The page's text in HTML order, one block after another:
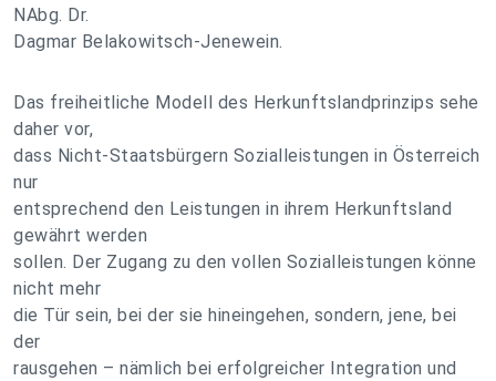
NAbg. Dr.
Dagmar Belakowitsch-Jenewein.
Das freiheitliche Modell des Herkunftslandprinzips sehe
daher vor,
dass Nicht-Staatsbürgern Sozialleistungen in Österreich
nur
entsprechend den Leistungen in ihrem Herkunftsland
gewährt werden
sollen. Der Zugang zu den vollen Sozialleistungen könne
nicht mehr
die Tür sein, bei der sie hineingehen, sondern, jene, bei
der
rausgehen – nämlich bei erfolgreicher Integration und